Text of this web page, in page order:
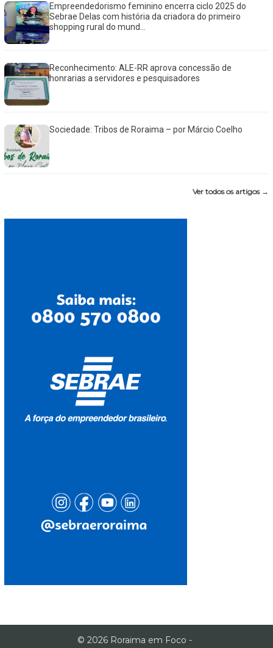
Empreendedorismo feminino encerra ciclo 2025 do
Sebrae Delas com história da criadora do primeiro
shopping rural do mund...
Reconhecimento: ALE-RR aprova concessão de
honrarias a servidores e pesquisadores
Sociedade: Tribos de Roraima – por Márcio Coelho
Ver todos os artigos →
© 2026 Roraima em Foco -